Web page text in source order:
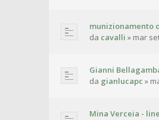
munizionamento
da cavalli » mar
Gianni
da gianlucapc »
Mina Verceia -